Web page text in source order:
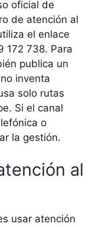
oficial de
de atención al
el enlace
172 738. Para
publica un
inventa
solo rutas
Si el canal
o
la gestión.
al
usar atención